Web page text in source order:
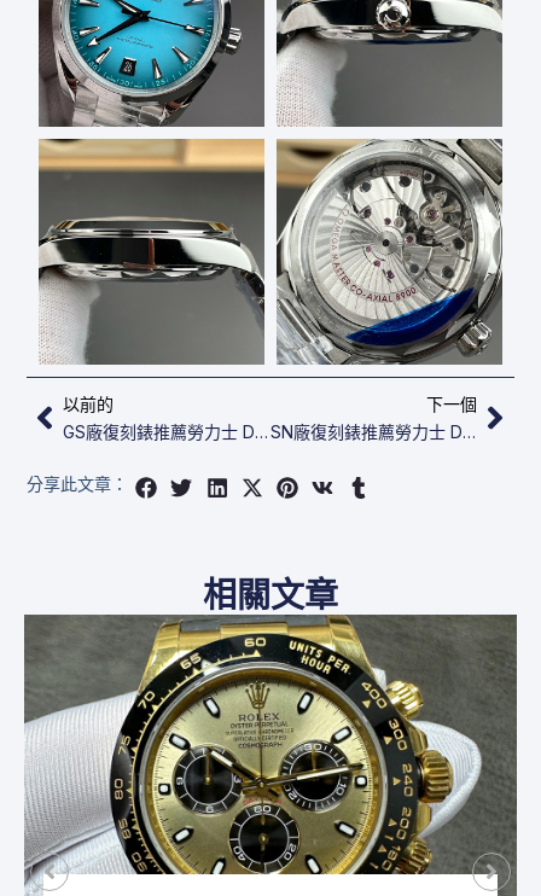
上一頁
以前的
GS廠復刻錶推薦勞力士 Datejust 31 278271-0004
下一個
SN廠復刻錶推薦勞力士 Daytona 6239
下
分享此文章：
相關文章